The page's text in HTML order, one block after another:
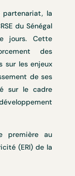
la
du Sénégal
jours. Cette
des
sur les enjeux
de ses
sur le cadre
première au
(ERI) de la